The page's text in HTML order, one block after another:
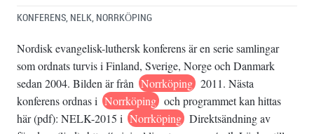
KONFERENS, NELK, NORRKÖPING
Nordisk evangelisk-luthersk konferens är en serie samlingar
som ordnats turvis i Finland, Sverige, Norge och Danmark
sedan 2004. Bilden är från Norrköping 2011. Nästa
konferens ordnas i Norrköping och programmet kan hittas
här (pdf): NELK-2015 i Norrköping Direktsändning av